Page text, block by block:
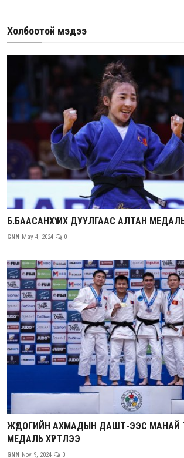
Холбоотой мэдээ
Б.БААСАНХҮҮ ИХ ДУУЛГААС АЛТАН
GNN May 4, 2024 0
ЖҮДОГИЙН АХМАДЫН ДАШТ-ЭЭС МАНАЙ
МЕДАЛЬ ХҮРТЛЭЭ
GNN Nov 9, 2024 0